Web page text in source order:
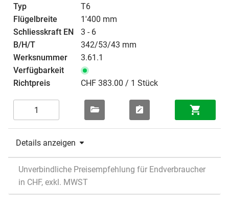
T6
1'400 mm
3 - 6
342/53/43 mm
3.61.1
CHF 383.00 / 1 Stück
Details anzeigen
Unverbindliche Preisempfehlung für Endverbraucher
in CHF, exkl. MWST